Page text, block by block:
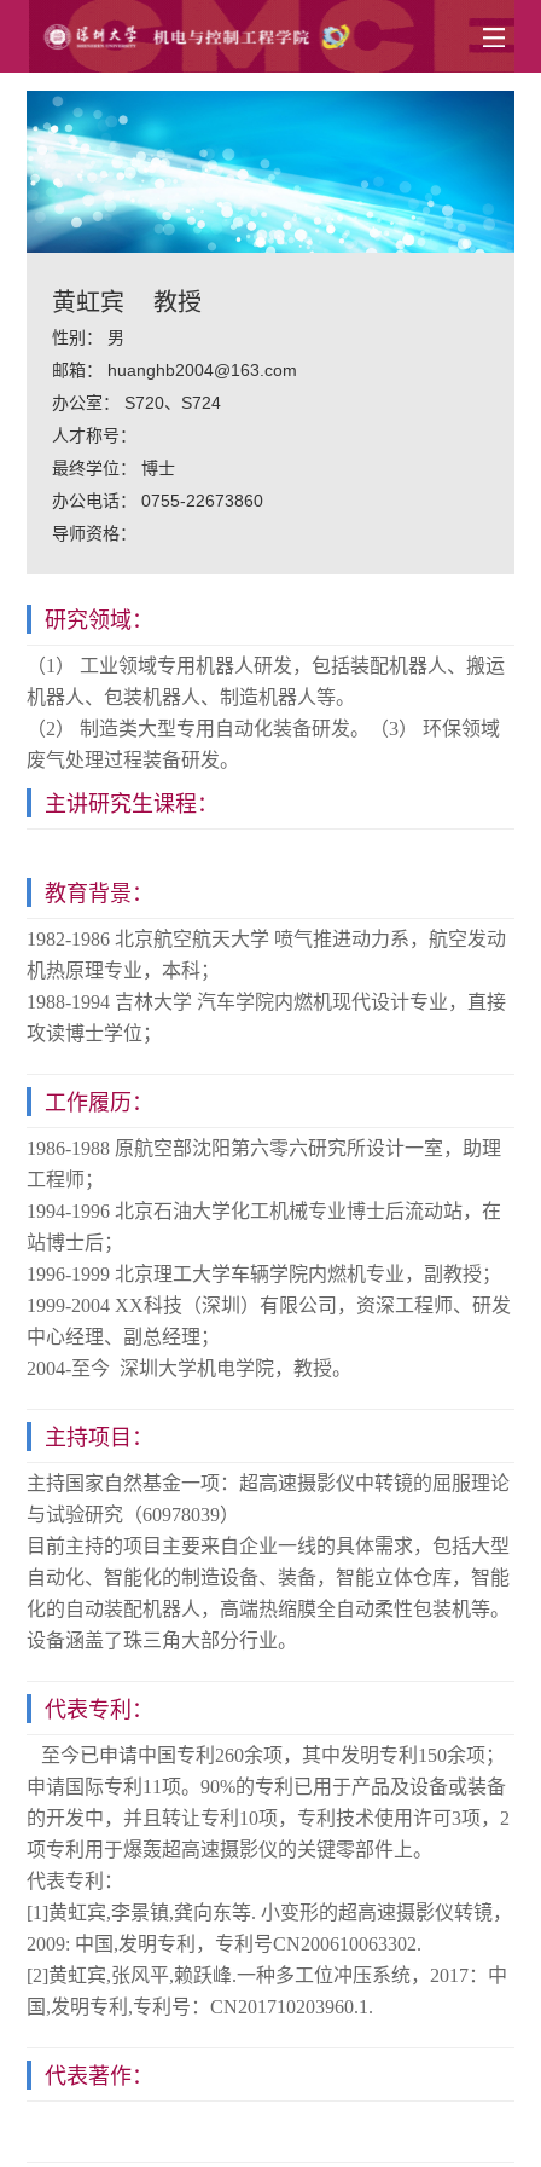
中文 English
黄虹宾 教授
性别：
男
邮箱：
huanghb2004@163.com
办公室：
S720、S724
人才称号：
最终学位：
博士
办公电话：
0755-22673860
导师资格：
研究领域：
（1） 工业领域专用机器人研发，包括装配机器人、搬运
机器人、包装机器人、制造机器人等。
（2） 制造类大型专用自动化装备研发。（3） 环保领域
废气处理过程装备研发。
主讲研究生课程：
教育背景：
1982-1986 北京航空航天大学 喷气推进动力系，航空发动
机热原理专业，本科；
1988-1994 吉林大学 汽车学院内燃机现代设计专业，直接
攻读博士学位；
工作履历：
1986-1988 原航空部沈阳第六零六研究所设计一室，助理
工程师；
1994-1996 北京石油大学化工机械专业博士后流动站，在
站博士后；
1996-1999 北京理工大学车辆学院内燃机专业，副教授；
1999-2004 XX科技（深圳）有限公司，资深工程师、研发
中心经理、副总经理；
2004-至今 深圳大学机电学院，教授。
主持项目：
主持国家自然基金一项：超高速摄影仪中转镜的屈服理论
与试验研究（60978039）
目前主持的项目主要来自企业一线的具体需求，包括大型
自动化、智能化的制造设备、装备，智能立体仓库，智能
化的自动装配机器人，高端热缩膜全自动柔性包装机等。
设备涵盖了珠三角大部分行业。
代表专利：
至今已申请中国专利260余项，其中发明专利150余项；
申请国际专利11项。90%的专利已用于产品及设备或装备
的开发中，并且转让专利10项，专利技术使用许可3项，2
项专利用于爆轰超高速摄影仪的关键零部件上。
代表专利：
[1]黄虹宾,李景镇,龚向东等. 小变形的超高速摄影仪转镜，
2009: 中国,发明专利，专利号CN200610063302.
[2]黄虹宾,张风平,赖跃峰.一种多工位冲压系统，2017：中
国,发明专利,专利号：CN201710203960.1.
代表著作：